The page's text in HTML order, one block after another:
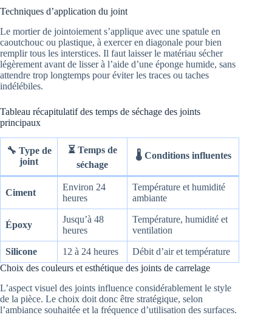
Techniques d’application du joint
Le mortier de jointoiement s’applique avec une spatule en
caoutchouc ou plastique, à exercer en diagonale pour bien
remplir tous les interstices. Il faut laisser le matériau sécher
légèrement avant de lisser à l’aide d’une éponge humide, sans
attendre trop longtemps pour éviter les traces ou taches
indélébiles.
Tableau récapitulatif des temps de séchage des joints
principaux
🔧 Type de
joint
⏳ Temps de
séchage
🌡️ Conditions influentes
Ciment
Environ 24
heures
Température et humidité
ambiante
Époxy
Jusqu’à 48
heures
Température, humidité et
ventilation
Silicone 12 à 24 heures
Débit d’air et température
Choix des couleurs et esthétique des joints de carrelage
L’aspect visuel des joints influence considérablement le style
de la pièce. Le choix doit donc être stratégique, selon
l’ambiance souhaitée et la fréquence d’utilisation des surfaces.